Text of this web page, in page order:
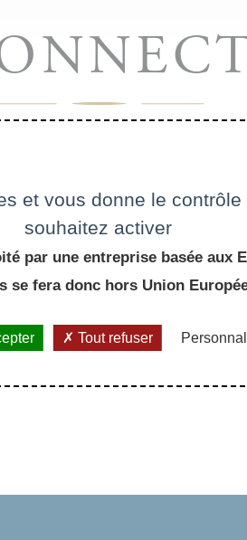
et vous donne le
souhaitez activer
par une entreprise basée aux
se fera donc hors Union
Tout refuser